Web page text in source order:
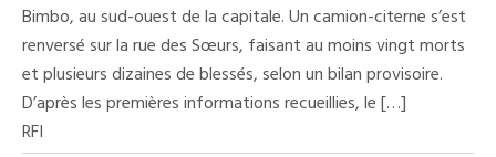
Bimbo, au sud-ouest de la capitale. Un camion-citerne s’est
renversé sur la rue des Sœurs, faisant au moins vingt morts
et plusieurs dizaines de blessés, selon un bilan provisoire.
D’après les premières informations recueillies, le […]
RFI